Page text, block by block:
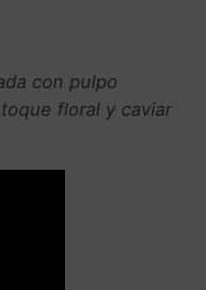
con pulpo
floral y caviar